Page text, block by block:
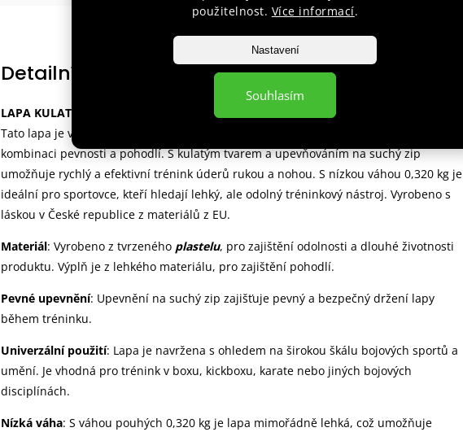
použitelnost. Více informací.
Nastavení
Souhlasím
Detailní popis produktu
LAPA KULATÁ FIGHTER - červená
varianta
Tato lapa je vyrobena z vysoce kvalitního tvrzeného plastelu, nabízí optimální
kombinaci pevnosti a pohodlí. S kulatým tvarem a upevňováním na suchý zip
umožňuje rychlý a efektivní trénink úderů rukou a nohou. S nízkou váhou 0,320 kg je
ideální pro sportovce, kteří hledají lehký, ale odolný tréninkový nástroj. Vyrobeno s
láskou v České republice z materiálů z EU.
Materiál: Vyrobeno z tvrzeného plastelu, pro zajištění odolnosti a dlouhé životnosti
produktu. Výplň je z lehkého materiálu, pro zajištění pohodlí.
Pevné upevnění: Upevnění na suchý zip zajišťuje pevný a bezpečný držení lapy
během tréninku.
Univerzální použití: Lapa je navržena s ohledem na širokou škálu bojových sportů a
umění. Je vhodná pro trénink v boxu, kickboxu, karate nebo jiných bojových
disciplínách.
Nízká váha: S váhou pouhých 0,320 kg je lapa mimořádně lehká, což umožňuje